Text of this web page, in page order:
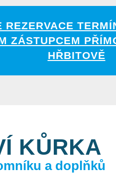
REZERVACE
ZÁSTUPCEM
HŘBITOVĚ
KŮRKA
a doplňků